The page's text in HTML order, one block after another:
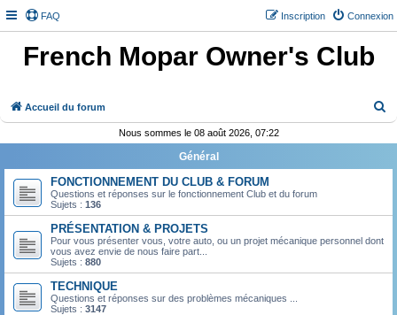
FAQ Connexion
Inscription
French Mopar Owner's Club
Accueil du forum
h
e
Nous sommes le 08 août 2026, 07:22
Général
FONCTIONNEMENT DU CLUB & FORUM
Questions et réponses sur le fonctionnement Club et du forum
Sujets : 136
PRÉSENTATION & PROJETS
Pour vous présenter vous, votre auto, ou un projet mécanique personnel dont
vous avez envie de nous faire part...
Sujets : 880
TECHNIQUE
Questions et réponses sur des problèmes mécaniques ...
Sujets : 3147